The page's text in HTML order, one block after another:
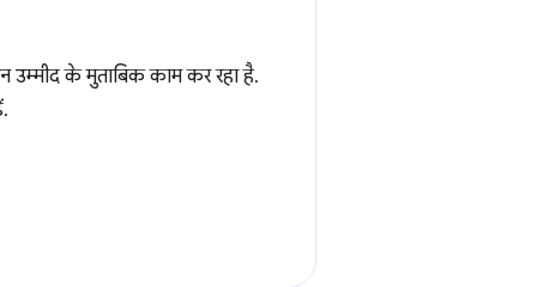
के मुताबिक काम कर रहा है.